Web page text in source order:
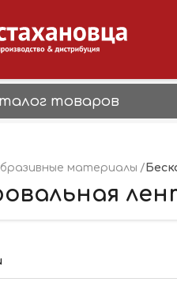
товаров
материалы